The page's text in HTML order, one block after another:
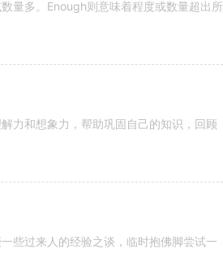
量多。Enough则意味着程度或数量超出所
力和想象力，帮助巩固自己的知识，回顾
些过来人的经验之谈，临时抱佛脚尝试一